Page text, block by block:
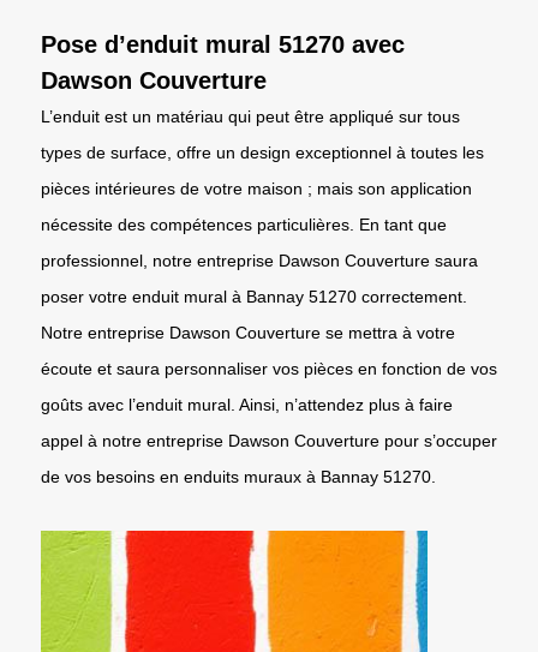
Pose d’enduit mural 51270 avec
Dawson Couverture
L’enduit est un matériau qui peut être appliqué sur tous
types de surface, offre un design exceptionnel à toutes les
pièces intérieures de votre maison ; mais son application
nécessite des compétences particulières. En tant que
professionnel, notre entreprise Dawson Couverture saura
poser votre enduit mural à Bannay 51270 correctement.
Notre entreprise Dawson Couverture se mettra à votre
écoute et saura personnaliser vos pièces en fonction de vos
goûts avec l’enduit mural. Ainsi, n’attendez plus à faire
appel à notre entreprise Dawson Couverture pour s’occuper
de vos besoins en enduits muraux à Bannay 51270.